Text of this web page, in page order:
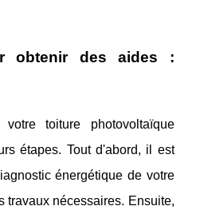
obtenir des aides :
toiture photovoltaïque
étapes. Tout d'abord, il est
énergétique de votre
travaux nécessaires. Ensuite,